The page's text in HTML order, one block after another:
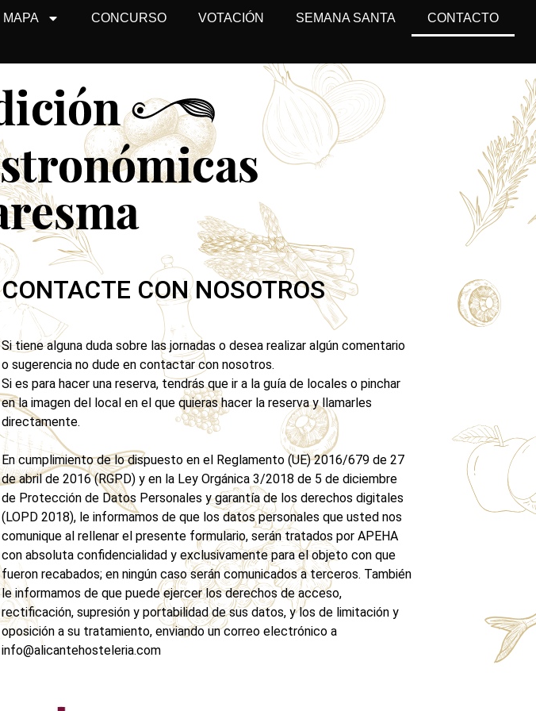
MAPA CONCURSO VOTACIÓN SEMANA SANTA CONTACTO
CONTACTE CON NOSOTROS
Si tiene alguna duda sobre las jornadas o desea realizar algún comentario
o sugerencia no dude en contactar con nosotros.
Si es para hacer una reserva, tendrás que ir a la guía de locales o pinchar
en la imagen del local en el que quieras hacer la reserva y llamarles
directamente.
En cumplimiento de lo dispuesto en el Reglamento (UE) 2016/679 de 27
de abril de 2016 (RGPD) y en la Ley Orgánica 3/2018 de 5 de diciembre
de Protección de Datos Personales y garantía de los derechos digitales
(LOPD 2018), le informamos de que los datos personales que usted nos
comunique al rellenar el presente formulario, serán tratados por APEHA
con absoluta confidencialidad y exclusivamente para el objeto con que
fueron recabados; en ningún caso serán comunicados a terceros. También
le informamos de que puede ejercer los derechos de acceso,
rectificación, supresión y portabilidad de sus datos, y los de limitación y
oposición a su tratamiento, enviando un correo electrónico a
info@alicantehosteleria.com